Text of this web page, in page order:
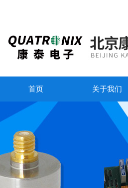
首页 关于我们